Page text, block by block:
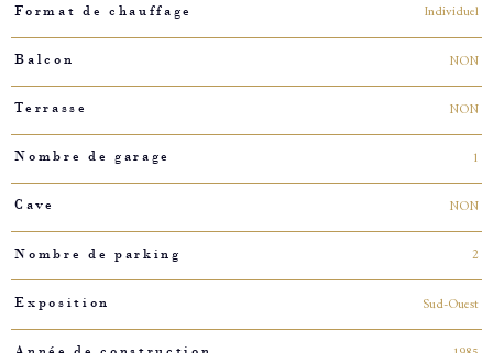
Format de chauffage Individuel
Balcon NON
Terrasse NON
Nombre de garage 1
Cave NON
Nombre de parking 2
Exposition Sud-Ouest